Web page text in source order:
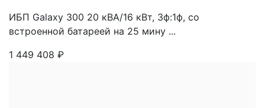
ИБП Galaxy 300 20 кВА/16 кВт, 3ф:1ф, со
встроенной батареей на 25 мину ...
1 449 408 ₽